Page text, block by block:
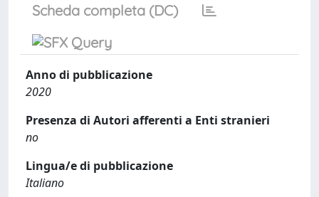
Scheda completa (DC)
Anno di pubblicazione
2020
Presenza di Autori afferenti a Enti stranieri
no
Lingua/e di pubblicazione
Italiano